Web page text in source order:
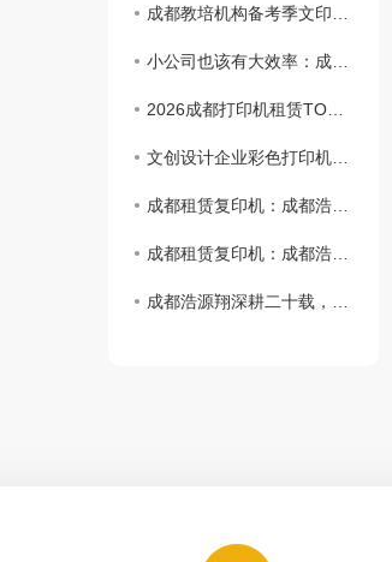
成都教培机构备考季文印告急？浩源翔租赁让试卷讲义不断档
小公司也该有大效率：成都浩源翔租赁方案推荐
2026成都打印机租赁TOP靠谱服务商推荐与选型避坑指南
文创设计企业彩色打印机租赁：成都浩源翔高还原度方案助力提案通过率提升
成都租赁复印机：成都浩源翔助你开启美好办公的智慧之选
成都租赁复印机：成都浩源翔助你开启美好办公的智慧之选
成都浩源翔深耕二十载，服务千余家！